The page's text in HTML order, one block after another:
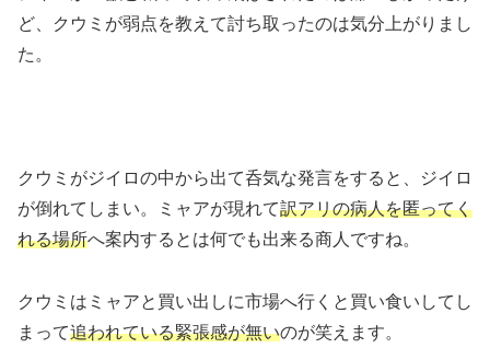
ど、クウミが弱点を教えて討ち取ったのは気分上がりまし
た。
クウミがジイロの中から出て呑気な発言をすると、ジイロ
が倒れてしまい。ミャアが現れて訳アリの病人を匿ってく
れる場所へ案内するとは何でも出来る商人ですね。
クウミはミャアと買い出しに市場へ行くと買い食いしてし
まって追われている緊張感が無いのが笑えます。